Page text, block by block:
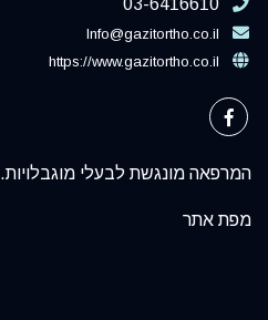
03-6416610
Info@gazitortho.co.il
https://www.gazitortho.co.il
המרפאה מונגשת לבעלי מוגבלויות.
מפת אתר